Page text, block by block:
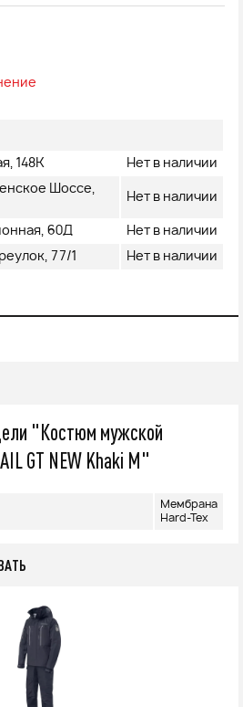
148К
Нет в наличии
Шоссе,
Нет в наличии
60Д
Нет в наличии
77/1
Нет в наличии
"Костюм мужской
GT NEW Khaki M"
Мембрана
Hard-Tex